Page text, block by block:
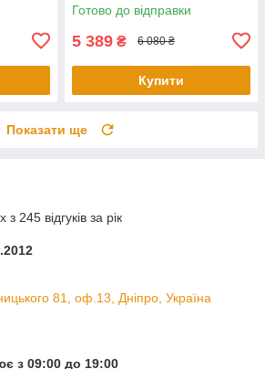
Готово до відправки
5 389 ₴ 6 080 ₴
Купити
Показати ще
245 відгуків за рік
81, оф.13, Дніпро, Україна
з 09:00 до 19:00